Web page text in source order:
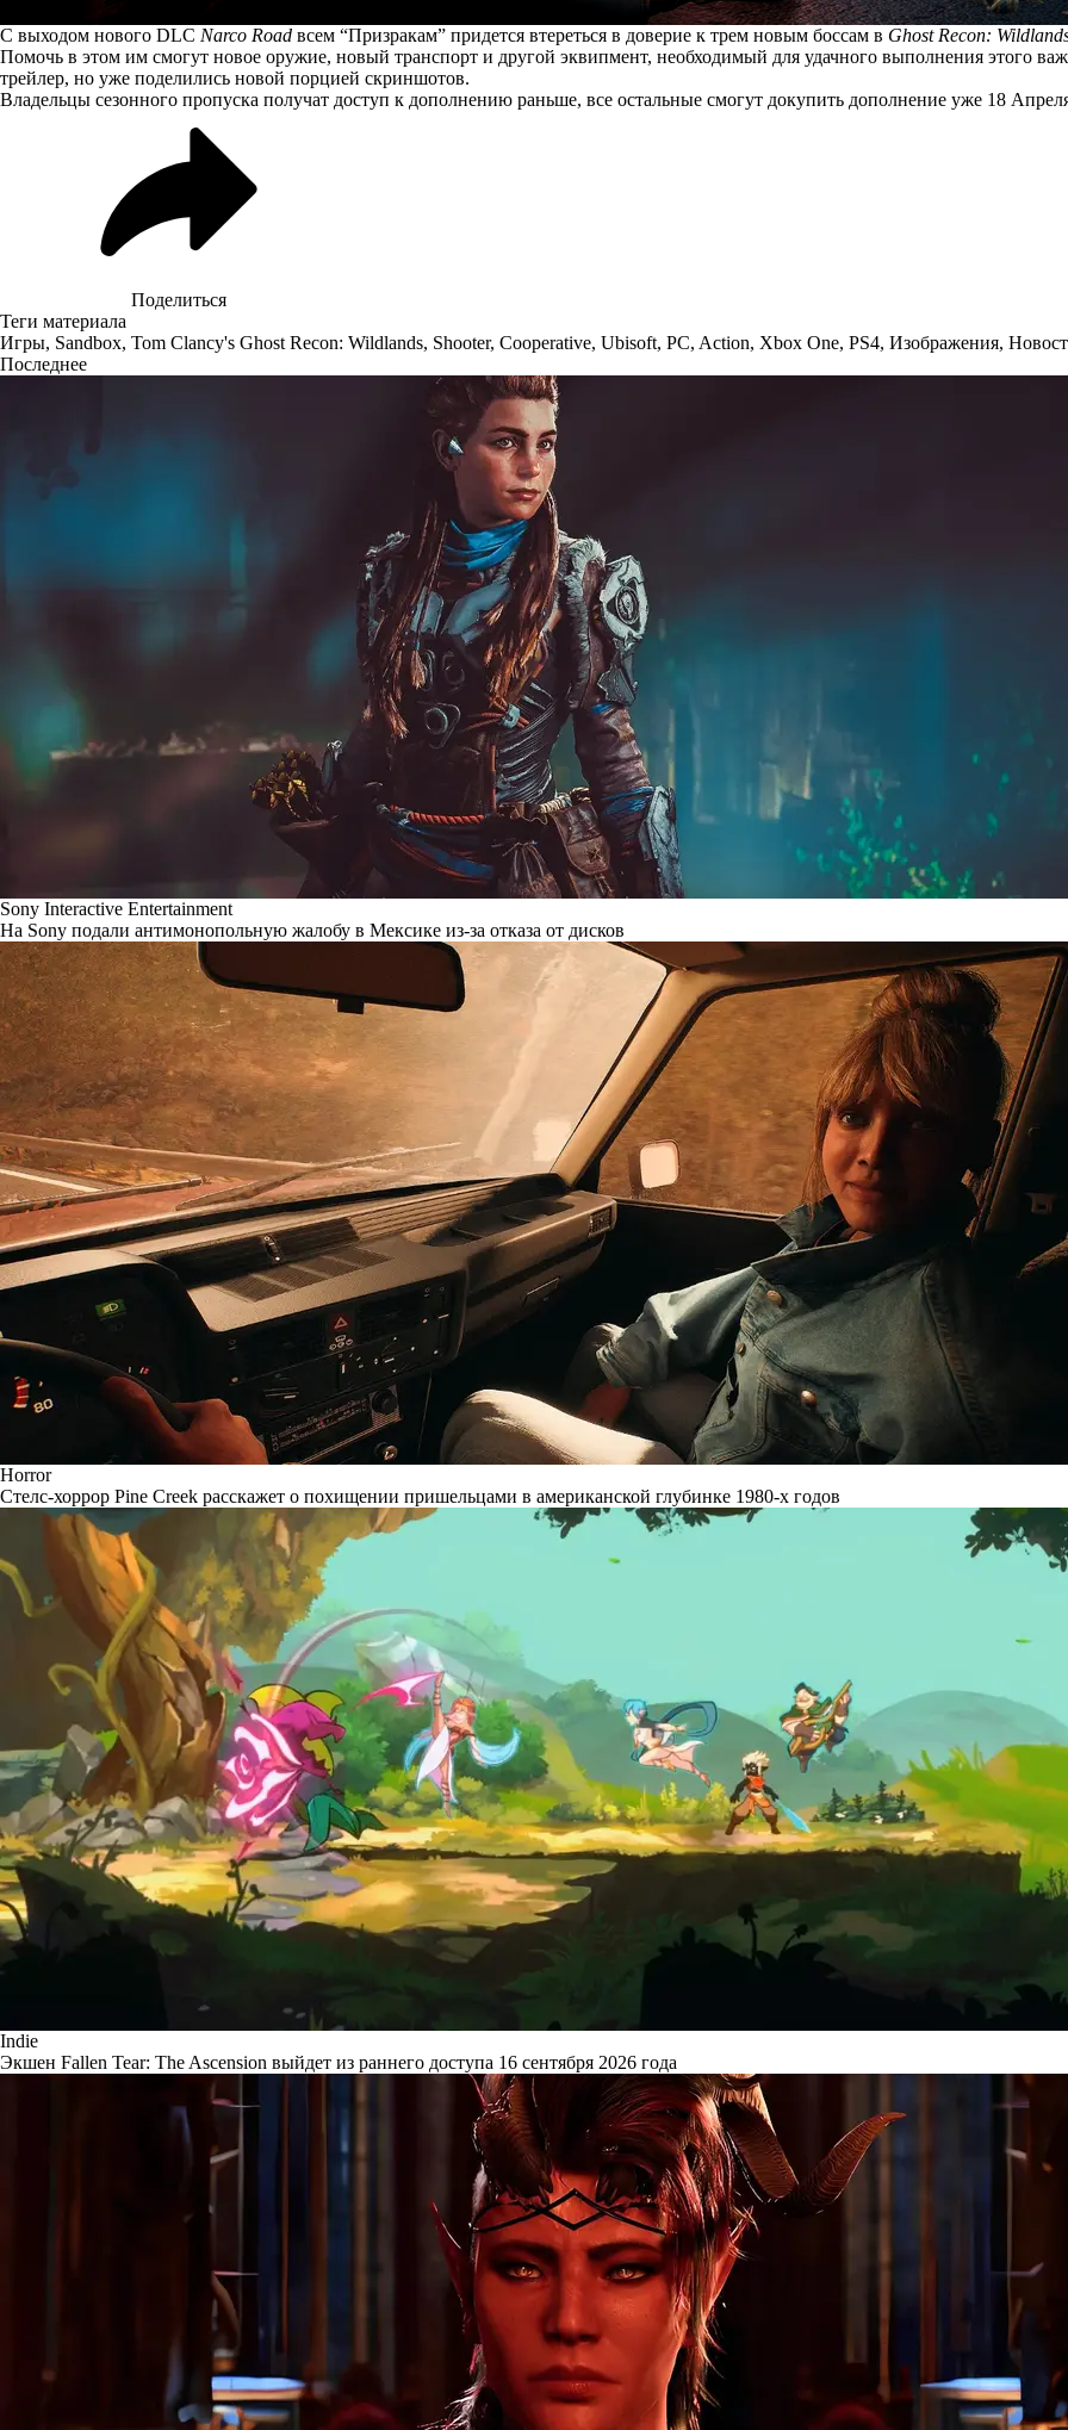
С выходом нового DLC Narco Road всем “Призракам” придется втереться в доверие к трем новым боссам в Ghost Recon:
Помочь в этом им смогут новое оружие, новый транспорт и другой эквипмент, необходимый для удачного выполнения этого
трейлер, но уже поделились новой порцией скриншотов.
Владельцы сезонного пропуска получат доступ к дополнению раньше, все остальные смогут докупить дополнение уже 18
Поделиться
Теги материала
Игры, Sandbox, Tom Clancy's Ghost Recon: Wildlands, Shooter, Cooperative, Ubisoft, PC, Action, Xbox One, PS4, Изображения,
Последнее
Sony Interactive Entertainment
На Sony подали антимонопольную жалобу в Мексике из-за отказа от дисков
Horror
Стелс-хоррор Pine Creek расскажет о похищении пришельцами в американской глубинке 1980-х годов
Indie
Экшен Fallen Tear: The Ascension выйдет из раннего доступа 16 сентября 2026 года